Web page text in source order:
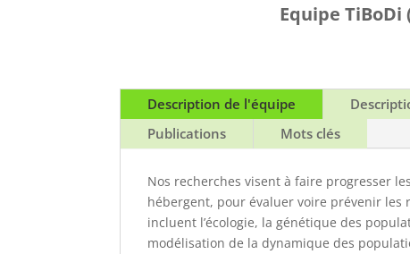
Equipe TiBoDi
Description de l'équipe
Publications
Mots clés
Nos recherches visent à faire progresser
hébergent, pour évaluer voire prévenir les
incluent l’écologie, la génétique des
modélisation de la dynamique des